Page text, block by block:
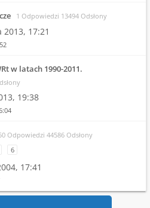
1 Odpowiedzi 13494 Odsłony
2013, 17:21
w latach 1990-2011.
19:38
Odpowiedzi 44586 Odsłony
6
17:41